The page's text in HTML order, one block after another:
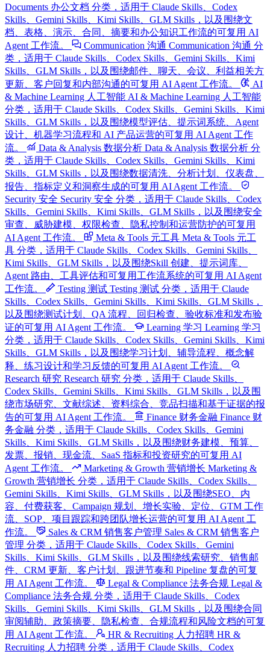
Documents 办公文档 分类，适用于 Claude Skills、Codex
Skills、Gemini Skills、Kimi Skills、GLM Skills，以及围绕文
档、表格、演示、合同、摘要和办公知识工作流的可复用 AI
Agent 工作流。
Communication 沟通 Communication 沟通 分
类，适用于 Claude Skills、Codex Skills、Gemini Skills、Kimi
Skills、GLM Skills，以及围绕邮件、聊天、会议、利益相关方
更新、客户回复和内部沟通的可复用 AI Agent 工作流。
AI
& Machine Learning 人工智能 AI & Machine Learning 人工智能
分类，适用于 Claude Skills、Codex Skills、Gemini Skills、Kimi
Skills、GLM Skills，以及围绕模型评估、提示词系统、Agent
设计、机器学习流程和 AI 产品运营的可复用 AI Agent 工作
流。
Data & Analysis 数据分析 Data & Analysis 数据分析 分
类，适用于 Claude Skills、Codex Skills、Gemini Skills、Kimi
Skills、GLM Skills，以及围绕数据清洗、分析计划、仪表盘、
报告、指标定义和洞察生成的可复用 AI Agent 工作流。
Security 安全 Security 安全 分类，适用于 Claude Skills、Codex
Skills、Gemini Skills、Kimi Skills、GLM Skills，以及围绕安全
审查、威胁建模、权限检查、隐私控制和运营防护的可复用
AI Agent 工作流。
Meta & Tools 元工具 Meta & Tools 元工
具 分类，适用于 Claude Skills、Codex Skills、Gemini Skills、
Kimi Skills、GLM Skills，以及围绕Skill 创建、提示词库、
Agent 路由、工具评估和可复用工作流系统的可复用 AI Agent
工作流。
Testing 测试 Testing 测试 分类，适用于 Claude
Skills、Codex Skills、Gemini Skills、Kimi Skills、GLM Skills，
以及围绕测试计划、QA 流程、回归检查、验收标准和发布验
证的可复用 AI Agent 工作流。
Learning 学习 Learning 学习
分类，适用于 Claude Skills、Codex Skills、Gemini Skills、Kimi
Skills、GLM Skills，以及围绕学习计划、辅导流程、概念解
释、练习设计和学习反馈的可复用 AI Agent 工作流。
Research 研究 Research 研究 分类，适用于 Claude Skills、
Codex Skills、Gemini Skills、Kimi Skills、GLM Skills，以及围
绕市场研究、文献综述、资料综合、竞品扫描和基于证据的报
告的可复用 AI Agent 工作流。
Finance 财务金融 Finance 财
务金融 分类，适用于 Claude Skills、Codex Skills、Gemini
Skills、Kimi Skills、GLM Skills，以及围绕财务建模、预算、
发票、报销、现金流、SaaS 指标和投资研究的可复用 AI
Agent 工作流。
Marketing & Growth 营销增长 Marketing &
Growth 营销增长 分类，适用于 Claude Skills、Codex Skills、
Gemini Skills、Kimi Skills、GLM Skills，以及围绕SEO、内
容、付费获客、Campaign 规划、增长实验、定位、GTM 工作
流、SOP、项目跟踪和跨团队增长运营的可复用 AI Agent 工
作流。
Sales & CRM 销售客户管理 Sales & CRM 销售客户
管理 分类，适用于 Claude Skills、Codex Skills、Gemini
Skills、Kimi Skills、GLM Skills，以及围绕线索研究、销售邮
件、CRM 更新、客户计划、跟进节奏和 Pipeline 复盘的可复
用 AI Agent 工作流。
Legal & Compliance 法务合规 Legal &
Compliance 法务合规 分类，适用于 Claude Skills、Codex
Skills、Gemini Skills、Kimi Skills、GLM Skills，以及围绕合同
审阅辅助、政策摘要、隐私检查、合规流程和风险文档的可复
用 AI Agent 工作流。
HR & Recruiting 人力招聘 HR &
Recruiting 人力招聘 分类，适用于 Claude Skills、Codex